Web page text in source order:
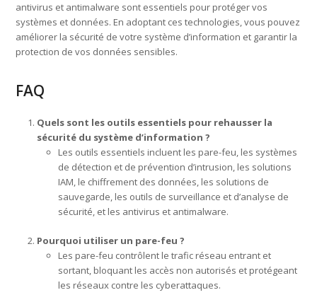
antivirus et antimalware sont essentiels pour protéger vos
systèmes et données. En adoptant ces technologies, vous pouvez
améliorer la sécurité de votre système d’information et garantir la
protection de vos données sensibles.
FAQ
Quels sont les outils essentiels pour rehausser la
sécurité du système d’information ?
Les outils essentiels incluent les pare-feu, les systèmes
de détection et de prévention d’intrusion, les solutions
IAM, le chiffrement des données, les solutions de
sauvegarde, les outils de surveillance et d’analyse de
sécurité, et les antivirus et antimalware.
Pourquoi utiliser un pare-feu ?
Les pare-feu contrôlent le trafic réseau entrant et
sortant, bloquant les accès non autorisés et protégeant
les réseaux contre les cyberattaques.